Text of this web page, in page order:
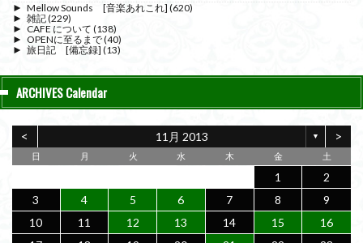
► Mellow Sounds [音楽あれこれ] (620)
► 雑記(229)
► CAFE について (138)
► OPENに至るまで(40)
► 旅日記 [備忘録] (13)
ARCHIVES Calendar
< 11月 2013 ▼ >
日 月 火 水 木 金 土
1
2
3
4 5 6 7 8
9
10
11 12 13 14 15
16